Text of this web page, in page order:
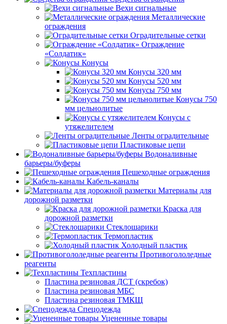
Вехи сигнальные
Металлические
ограждения
Оградительные сетки
Ограждение
«Солдатик»
Конусы
Конусы 320 мм
Конусы 520 мм
Конусы 750 мм
Конусы 750
мм цельнолитые
Конусы с
утяжелителем
Ленты оградительные
Пластиковые цепи
Водоналивные
барьеры/буферы
Пешеходные ограждения
Кабель-каналы
Материалы для
дорожной разметки
Краска для
дорожной разметки
Стеклошарики
Термопластик
Холодный пластик
Противогололедные
реагенты
Техпластины
Пластина резиновая ДСТ (скребок)
Пластина резиновая МБС
Пластина резиновая ТМКЩ
Спецодежда
Уцененные товары